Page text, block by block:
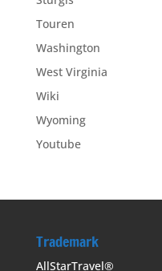
Touren
Washington
West Virginia
Wiki
Wyoming
Youtube
Trademark
AllStarTravel®